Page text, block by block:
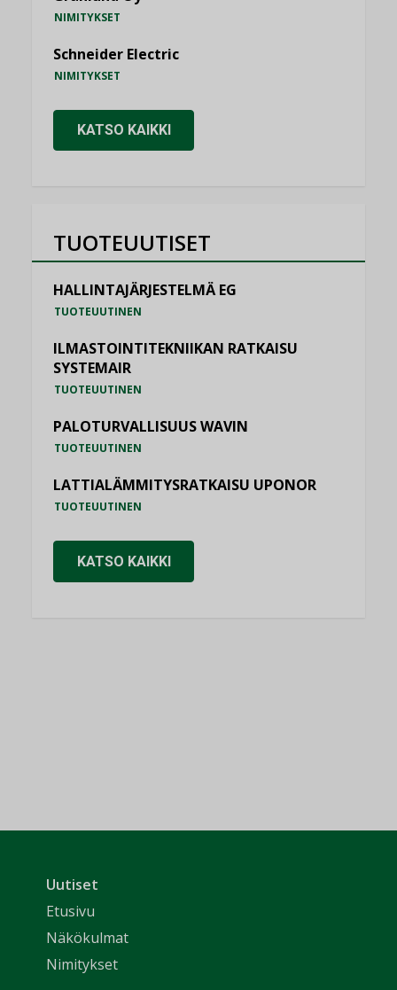
NIMITYKSET
Schneider Electric
NIMITYKSET
KATSO KAIKKI
TUOTEUUTISET
HALLINTAJÄRJESTELMÄ EG
TUOTEUUTINEN
ILMASTOINTITEKNIIKAN RATKAISU
SYSTEMAIR
TUOTEUUTINEN
PALOTURVALLISUUS WAVIN
TUOTEUUTINEN
LATTIALÄMMITYSRATKAISU UPONOR
TUOTEUUTINEN
KATSO KAIKKI
Uutiset
Etusivu
Näkökulmat
Nimitykset